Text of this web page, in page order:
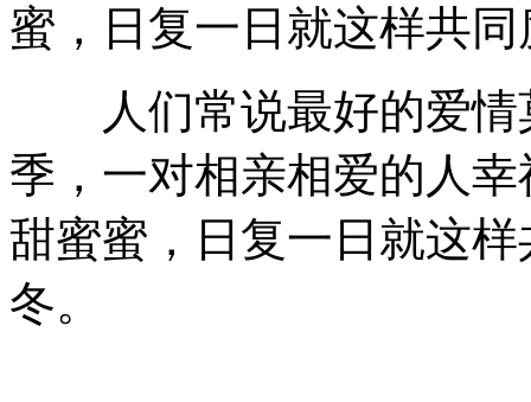
蜜，日复一日就这样共
人们常说最好的爱情
季，一对相亲相爱的人
甜蜜蜜，日复一日就这
冬。